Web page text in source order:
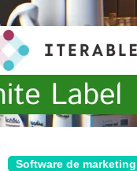
Software de marketing